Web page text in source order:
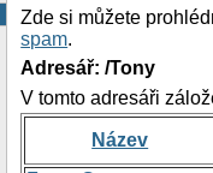
Zde si můžete
spam.
Adresář: /Tony
V tomto adresáři
Název